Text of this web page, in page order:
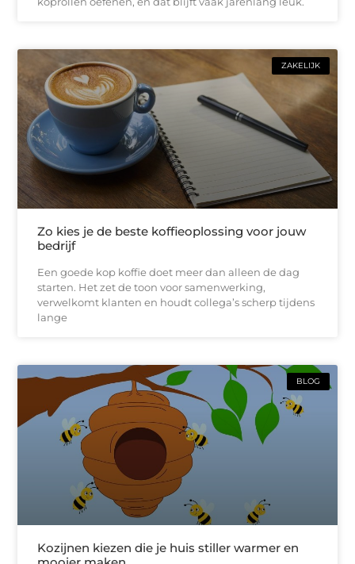
ZAKELIJK
Zo kies je de beste koffieoplossing voor jouw
bedrijf
Een goede kop koffie doet meer dan alleen de dag
starten. Het zet de toon voor samenwerking,
verwelkomt klanten en houdt collega’s scherp tijdens
lange
BLOG
Kozijnen kiezen die je huis stiller warmer en